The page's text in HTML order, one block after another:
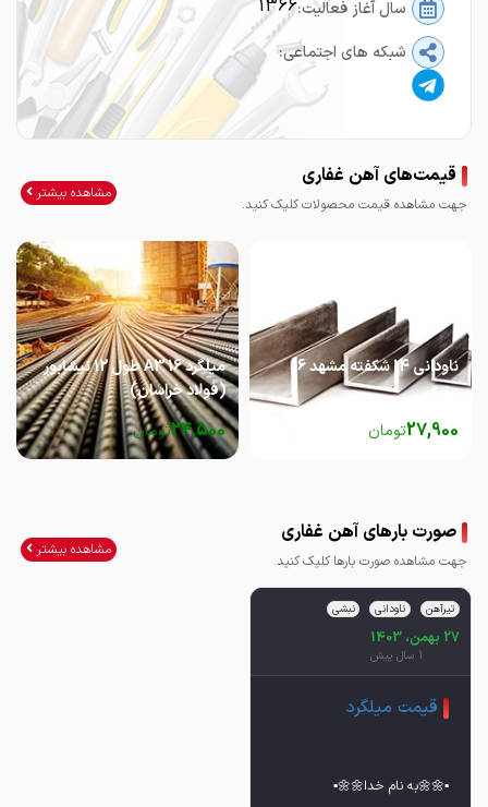
سال آغاز فعالیت:1366
شبکه های اجتماعی:
قیمت‌های آهن غفاری
جهت مشاهده قیمت محصولات کلیک کنید.
مشاهده بیشتر
ناودانی 14 شکفته مشهد 6
متری
27,900تومان
میلگرد 16 A3 طول 12 نیشابور
(فولاد خراسان)
24,500تومان
صورت بارهای آهن غفاری
جهت مشاهده صورت بارها کلیک کنید.
مشاهده بیشتر
تیرآهن ناودانی نبشی
27 بهمن، 1403
1 سال پیش
قیمت میلگرد